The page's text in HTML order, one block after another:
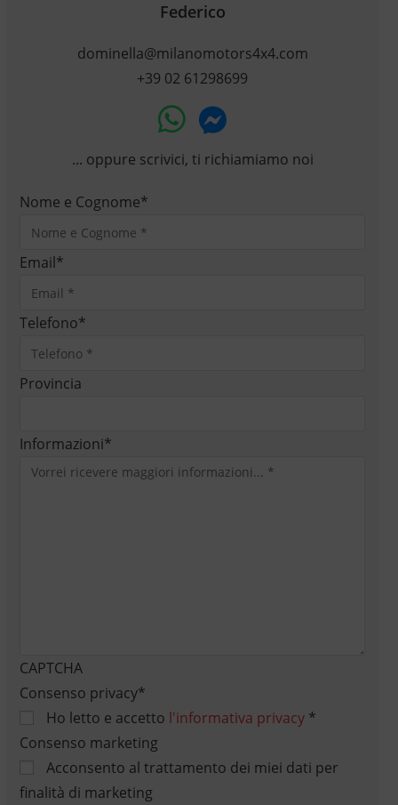
Federico
dominella@milanomotors4x4.com
+39 02 61298699
... oppure scrivici, ti richiamiamo noi
Nome e Cognome*
Email*
Telefono*
Provincia
Informazioni*
CAPTCHA
Consenso privacy*
Ho letto e accetto l'informativa privacy*
Consenso marketing
Acconsento al trattamento dei miei dati per
finalità di marketing